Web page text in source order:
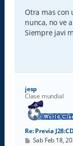
s
a
j
e
Otra mas con
nunca, no ve
Siempre javi
jesp
Clase mundial
Re: Previa
M
Sab Feb 18,